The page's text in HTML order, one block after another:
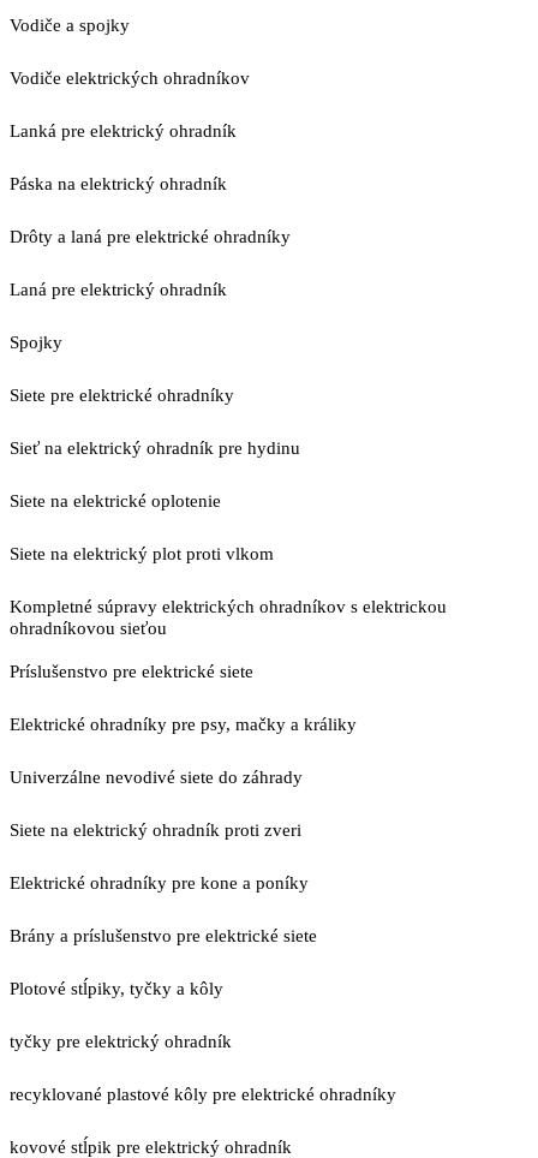
Vodiče a spojky
Vodiče elektrických ohradníkov
Lanká pre elektrický ohradník
Páska na elektrický ohradník
Drôty a laná pre elektrické ohradníky
Laná pre elektrický ohradník
Spojky
Siete pre elektrické ohradníky
Sieť na elektrický ohradník pre hydinu
Siete na elektrické oplotenie
Siete na elektrický plot proti vlkom
Kompletné súpravy elektrických ohradníkov s elektrickou
ohradníkovou sieťou
Príslušenstvo pre elektrické siete
Elektrické ohradníky pre psy, mačky a králiky
Univerzálne nevodivé siete do záhrady
Siete na elektrický ohradník proti zveri
Elektrické ohradníky pre kone a poníky
Brány a príslušenstvo pre elektrické siete
Plotové stĺpiky, tyčky a kôly
tyčky pre elektrický ohradník
recyklované plastové kôly pre elektrické ohradníky
kovové stĺpik pre elektrický ohradník